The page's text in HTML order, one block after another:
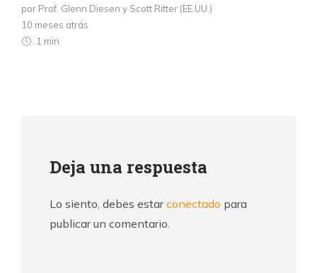
por Prof. Glenn Diesen y Scott Ritter (EE.UU.)
10 meses atrás
1 min
Deja una respuesta
Lo siento, debes estarconectado para
publicar un comentario.